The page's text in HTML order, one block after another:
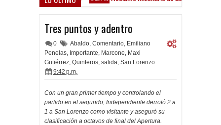
Tres puntos y adentro
0 Abaldo, Comentario, Emiliano
Penelas, Importante, Marcone, Maxi
Gutiérrez, Quinteros, salida, San Lorenzo
9:42 p.m.
Con un gran primer tiempo y controlando el
partido en el segundo, Independiente derrotó 2 a
1 a San Lorenzo como visitante y aseguró su
clasificación a octavos de final del Apertura.